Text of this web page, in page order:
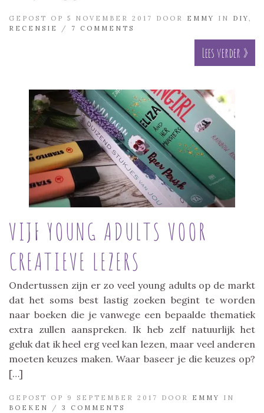
GEPOST OP 5 NOVEMBER 2017 DOOR EMMY IN DIY
RECENSIE
/ 7 COMMENTS
Lees verder »
VIJF YOUNG ADULTS VOOR
CREATIEVE LEZERS
Ondertussen zijn er zo veel young adults op de markt
dat het soms best lastig zoeken begint te worden
naar boeken die je vanwege een bepaalde thematiek
extra zullen aanspreken. Ik heb zelf natuurlijk het
geluk dat ik heel erg veel kan lezen, maar veel anderen
moeten keuzes maken. Waar baseer je die keuzes op?
[…]
GEPOST OP 9 SEPTEMBER 2017 DOOR EMMY
IN
BOEKEN
/ 3 COMMENTS